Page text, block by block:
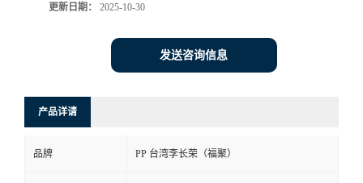
更新日期： 2025-10-30
发送咨询信息
产品详请
品牌 PP 台湾李长荣（福聚）